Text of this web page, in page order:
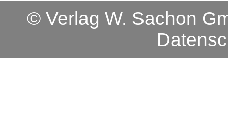
© Verlag W. Sachon